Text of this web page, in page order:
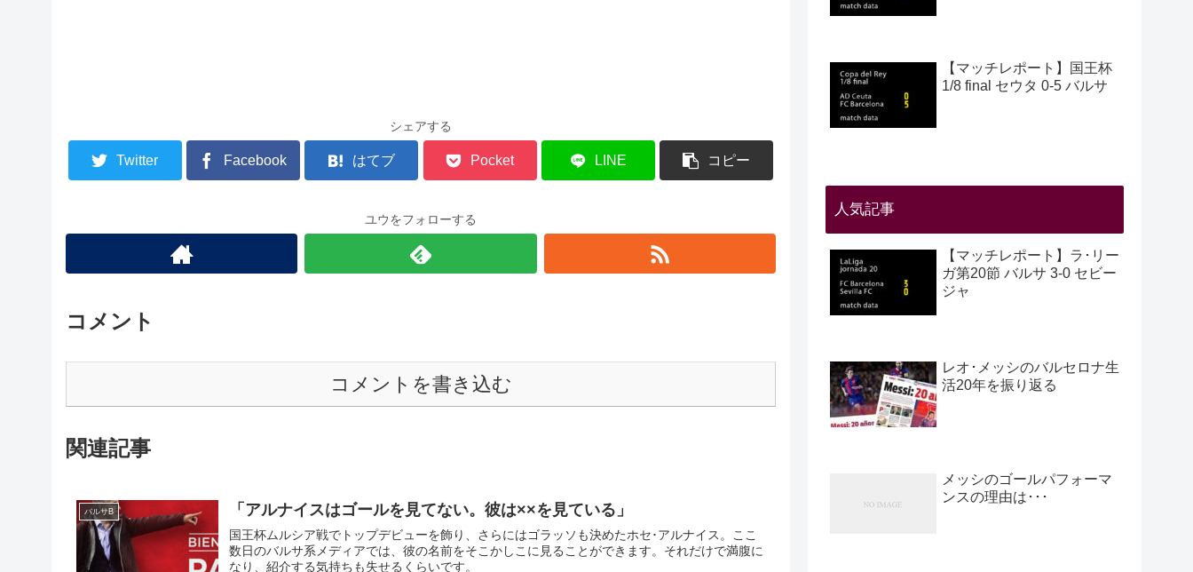
シェアする
Twitter Facebook はてブ Pocket LINE コピー
ユウをフォローする
コメント
コメントを書き込む
関連記事
バルサB 「アルナイスはゴールを見てない。彼は××を見ている」
国王杯ムルシア戦でトップデビューを飾り、さらにはゴラッソも決めたホセ･アルナイス。ここ
数日のバルサ系メディアでは、彼の名前をそこかしこに見ることができます。それだけで満腹に
なり、紹介する気持ちも失せるくらいです。
【マッチレポート】国王杯
1/8 final セウタ 0-5 バルサ
人気記事
【マッチレポート】ラ･リー
ガ第20節 バルサ 3-0 セビー
ジャ
レオ･メッシのバルセロナ生
活20年を振り返る
メッシのゴールパフォーマ
ンスの理由は･･･